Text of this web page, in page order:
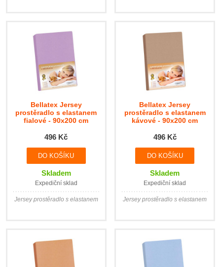
Bellatex Jersey
prostěradlo s elastanem
fialové - 90x200 cm
496 Kč
Skladem
Expediční sklad
Jersey prostěradlo s elastanem
Bellatex Jersey
prostěradlo s elastanem
kávové - 90x200 cm
496 Kč
Skladem
Expediční sklad
Jersey prostěradlo s elastanem